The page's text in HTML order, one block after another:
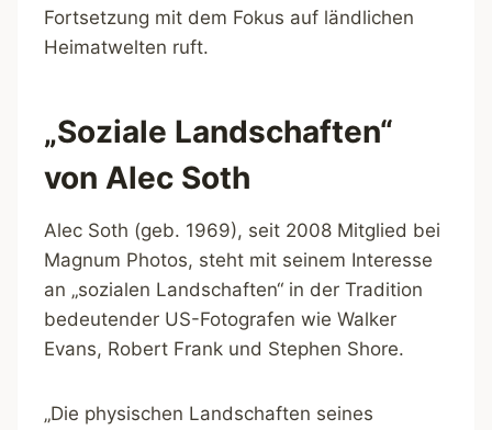
Fortsetzung mit dem Fokus auf ländlichen
Heimatwelten ruft.
„Soziale Landschaften“
von Alec Soth
Alec Soth (geb. 1969), seit 2008 Mitglied bei
Magnum Photos, steht mit seinem Interesse
an „sozialen Landschaften“ in der Tradition
bedeutender US-Fotografen wie Walker
Evans, Robert Frank und Stephen Shore.
„Die physischen Landschaften seines